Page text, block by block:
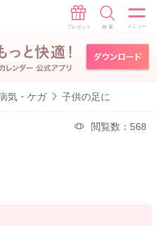
気・ケガ 子供の足に
閲覧数：568